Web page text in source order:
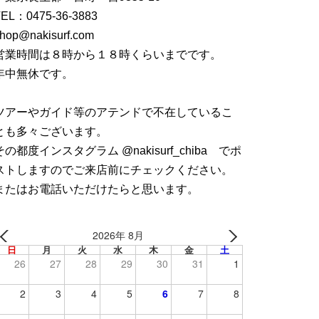
： 0475-36-3883
業時間は８時から１８時くらいまでです。
中無休です。
アーやガイド等のアテンドで不在しているこ
も多々ございます。
の都度インスタグラム @nakisurf_chiba でポ
トしますのでご来店前にチェックください。
たはお電話いただけたらと思います。
2026年 8月
日 月 火 水 木 金 土
26 27 28 29 30 31 1
2 3 4 5 6 7 8